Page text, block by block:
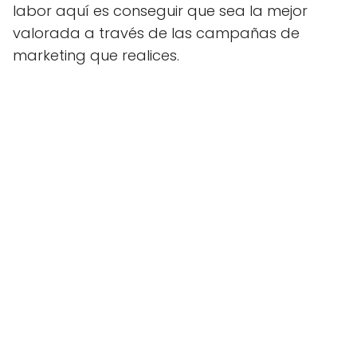
labor aquí es conseguir que sea la mejor
valorada a través de las campañas de
marketing que realices.